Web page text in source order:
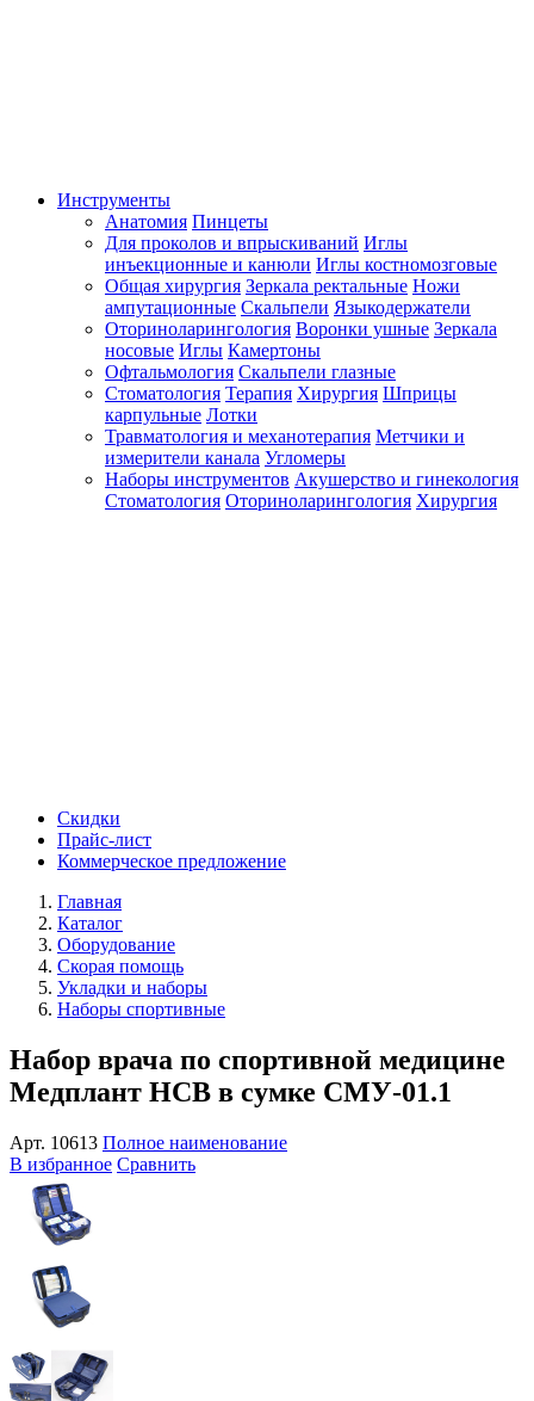
Инструменты
Анатомия Пинцеты
Для проколов и впрыскиваний Иглы
инъекционные и канюли Иглы костномозговые
Общая хирургия Зеркала ректальные Ножи
ампутационные Скальпели Языкодержатели
Оториноларингология Воронки ушные Зеркала
носовые Иглы Камертоны
Офтальмология Скальпели глазные
Стоматология Терапия Хирургия Шприцы
карпульные Лотки
Травматология и механотерапия Метчики и
измерители канала Угломеры
Наборы инструментов Акушерство и гинекология
Стоматология Оториноларингология Хирургия
Скидки
Прайс-лист
Коммерческое предложение
Главная
Каталог
Оборудование
Скорая помощь
Укладки и наборы
Наборы спортивные
Набор врача по спортивной медицине
Медплант НСВ в сумке СМУ-01.1
Арт. 10613 Полное наименование
В избранное Сравнить